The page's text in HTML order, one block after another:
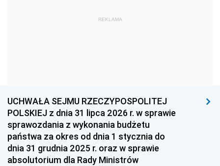
1959
1939 1938 1937
1936 1930
REKLAMA
UCHWAŁA SEJMU RZECZYPOSPOLITEJ
POLSKIEJ z dnia 31 lipca 2026 r. w sprawie
sprawozdania z wykonania budżetu
państwa za okres od dnia 1 stycznia do
dnia 31 grudnia 2025 r. oraz w sprawie
absolutorium dla Rady Ministrów